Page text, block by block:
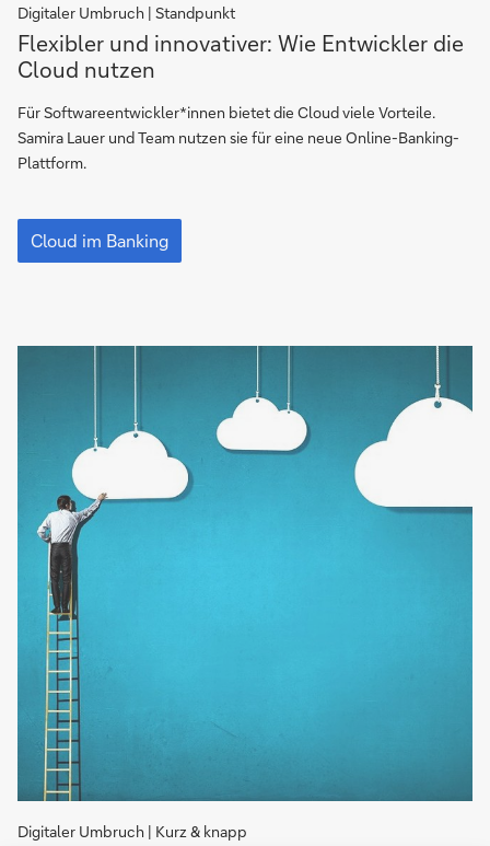
Digitaler Umbruch | Standpunkt
Flexibler
und
innovativer:
Wie
Entwickler
die
nutzen
Flexibler und innovativer: Wie Entwickler die
Cloud nutzen
Für Softwareentwickler*innen bietet die Cloud viele Vorteile.
Samira Lauer und Team nutzen sie für eine neue Online-Banking-
Plattform.
Flexibler
und
innovativer:
Cloud
Cloud im Banking
Digitaler Umbruch | Kurz & knapp